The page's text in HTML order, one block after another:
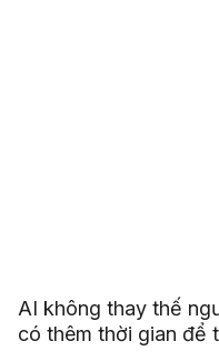
AI không thay thế
có thêm thời gian để